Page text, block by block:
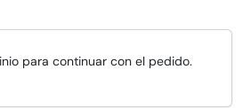
para continuar con el pedido.